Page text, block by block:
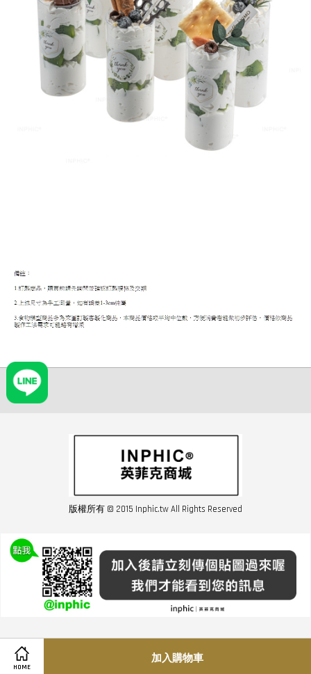
HOME
加入購物車
版權所有 © 2015 Inphic.tw All Rights Reserved
友站連結inphic營業設備
聯絡我們 02-28852016 如遇商品缺貨或數量不足請與客服聯繫
服務條款| |經營者資訊|